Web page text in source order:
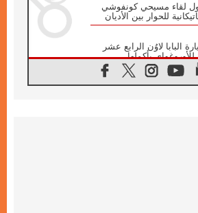
لقاء مسيحي كونفوشي
للحوار بين الأديان
البابا لاوُن الرابع عشر
بأكملها
الزيارة الرسولية للبابا لاوُن